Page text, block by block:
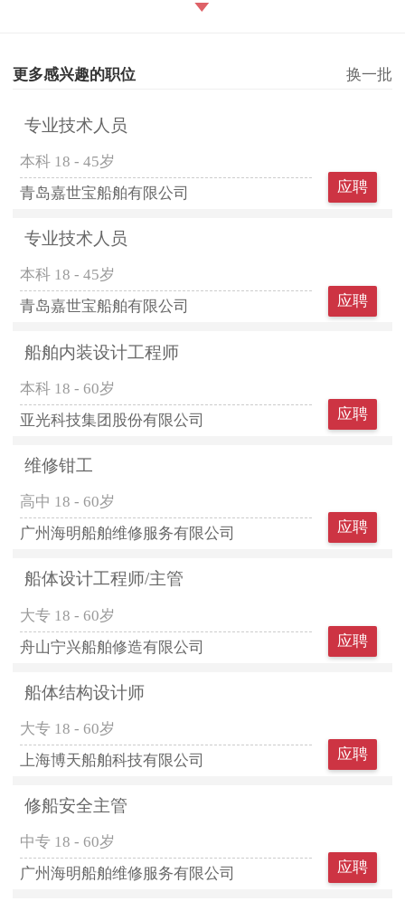
更多感兴趣的职位 换一批
专业技术人员
本科 18 - 45岁
青岛嘉世宝船舶有限公司
应聘
专业技术人员
本科 18 - 45岁
青岛嘉世宝船舶有限公司
应聘
船舶内装设计工程师
本科 18 - 60岁
亚光科技集团股份有限公司
应聘
维修钳工
高中 18 - 60岁
广州海明船舶维修服务有限公司
应聘
船体设计工程师/主管
大专 18 - 60岁
舟山宁兴船舶修造有限公司
应聘
船体结构设计师
大专 18 - 60岁
上海博天船舶科技有限公司
应聘
修船安全主管
中专 18 - 60岁
广州海明船舶维修服务有限公司
应聘